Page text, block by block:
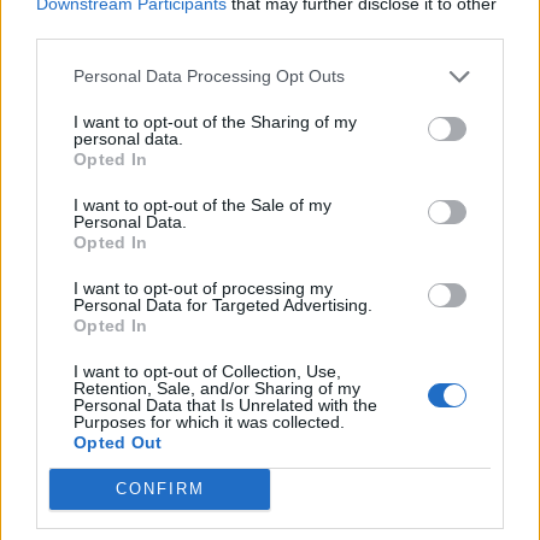
Personal Data Processing Opt Outs
I want to opt-out of the Sharing of my
personal data.
Opted In
I want to opt-out of the Sale of my
Personal Data.
Opted In
I want to opt-out of processing my
Personal Data for Targeted Advertising.
Opted In
I want to opt-out of Collection, Use,
Retention, Sale, and/or Sharing of my
Personal Data that Is Unrelated with the
Purposes for which it was collected.
Opted Out
CONFIRM
doprovod držitele ZTP/P má vstup zdarma.
Festival Jeden svět letos slaví svůj 28. ročník. V Příbrami se
letošního ročníku zamíří do zhruba šesti desítek měst po celé
České republice, kde nabídne více než stovku filmů otevírajících
témata, o nichž by se podle organizátorů nemělo mlčet.